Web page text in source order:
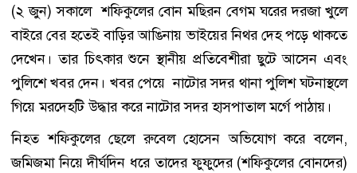
(২ জুন) সকালে শফিকুলের বোন মছিরন বেগম ঘরের দরজা খুলে
বাইরে বের হতেই বাড়ির আঙিনায় ভাইয়ের নিথর দেহ পড়ে থাকতে
দেখেন। তার চিৎকার শুনে স্থানীয় প্রতিবেশীরা ছুটে আসেন এবং
পুলিশে খবর দেন। খবর পেয়ে নাটোর সদর থানা পুলিশ ঘটনাস্থলে
গিয়ে মরদেহটি উদ্ধার করে নাটোর সদর হাসপাতাল মর্গে পাঠায়।
নিহত শফিকুলের ছেলে রুবেল হোসেন অভিযোগ করে বলেন,
জমিজমা নিয়ে দীর্ঘদিন ধরে তাদের ফুফুদের (শফিকুলের বোনদের)